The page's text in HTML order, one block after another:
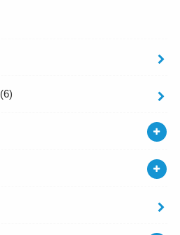
(6)